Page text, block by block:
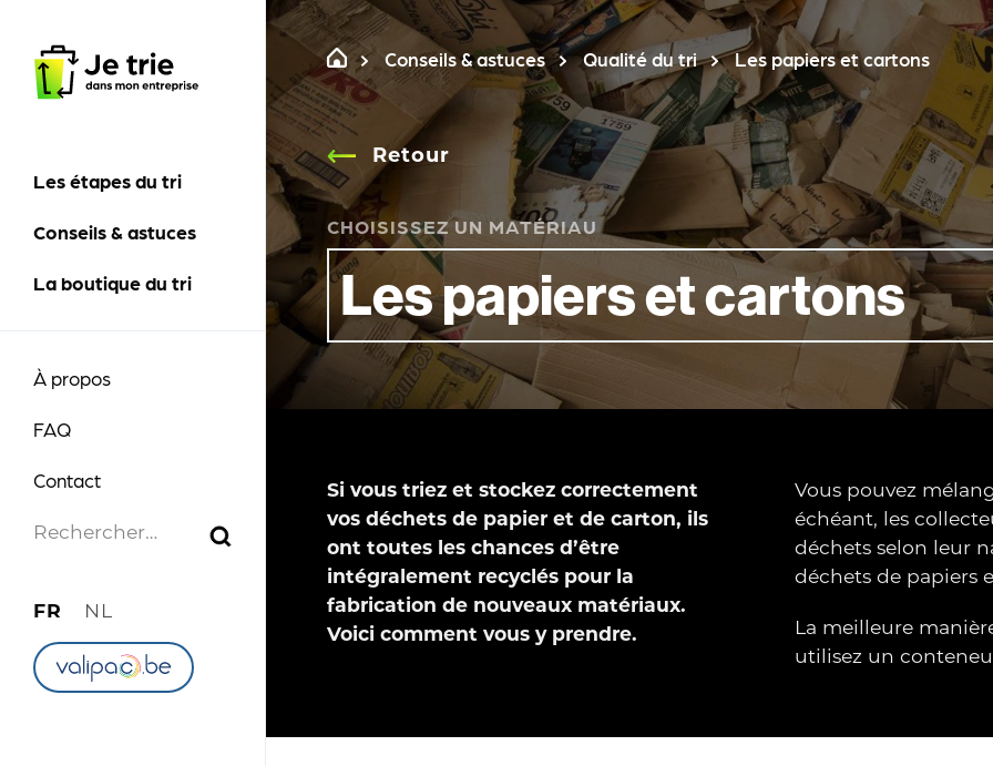
content
Les étapes du tri
Conseils & astuces
La boutique du tri
À propos
FAQ
Contact
RECHERCHER :
FR NL
Conseils & astuces Qualité du tri Les papiers et cartons
Retour
CHOISISSEZ UN MATÉRIAU
Si vous triez et stockez correctement
vos déchets de papier et de carton, ils
ont toutes les chances d’être
intégralement recyclés pour la
fabrication de nouveaux matériaux.
Voici comment vous y prendre.
Vous pouvez
échéant, les
déchets selon leur
déchets de papiers
La meilleure
utilisez un